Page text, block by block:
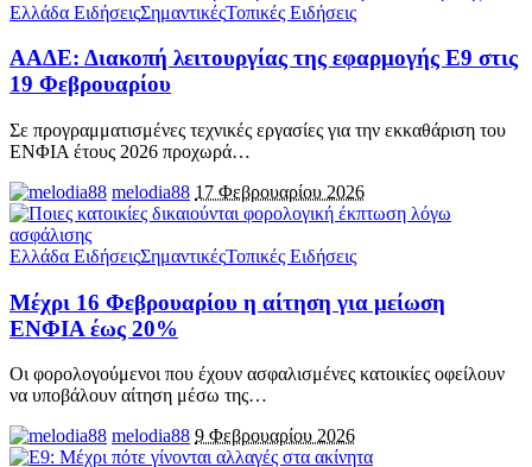
Ελλάδα ΕιδήσειςΣημαντικέςΤοπικές Ειδήσεις
ΑΑΔΕ: Διακοπή λειτουργίας της εφαρμογής Ε9 στις
19 Φεβρουαρίου
Σε προγραμματισμένες τεχνικές εργασίες για την εκκαθάριση του
ΕΝΦΙΑ έτους 2026 προχωρά…
melodia88 17 Φεβρουαρίου 2026
Ελλάδα ΕιδήσειςΣημαντικέςΤοπικές Ειδήσεις
Μέχρι 16 Φεβρουαρίου η αίτηση για μείωση
ΕΝΦΙΑ έως 20%
Οι φορολογούμενοι που έχουν ασφαλισμένες κατοικίες οφείλουν
να υποβάλουν αίτηση μέσω της…
melodia88 9 Φεβρουαρίου 2026